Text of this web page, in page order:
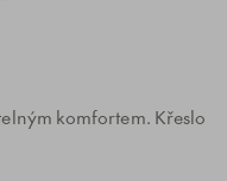
komfortem. Křeslo